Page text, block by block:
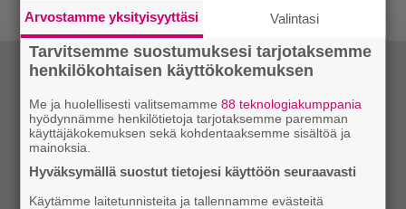
Arvostamme yksityisyyttäsi Valintasi
Tarvitsemme suostumuksesi tarjotaksemme
henkilökohtaisen käyttökokemuksen
Me ja huolellisesti valitsemamme88 teknologiakumppania
hyödynnämme henkilötietoja tarjotaksemme paremman
käyttäjäkokemuksen sekä kohdentaaksemme sisältöä ja
mainoksia.
Hyväksymällä suostut tietojesi käyttöön seuraavasti
Käytämme laitetunnisteita ja tallennamme evästeitä